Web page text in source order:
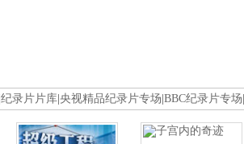
纪录片片库 央视精品纪录片专场 BBC纪录片专场